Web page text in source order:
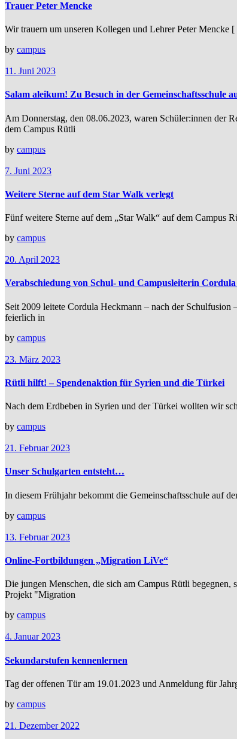
Trauer Peter Mencke
Wir trauern um unseren Kollegen und Lehrer Peter Mencke [
by campus
11. Juni 2023
Salam aleikum! Zu Besuch in der Gemeinschaftsschule
Am Donnerstag, den 08.06.2023, waren Schüler:innen der
dem Campus Rütli
by campus
7. Juni 2023
Weitere Sterne auf dem Star Walk verlegt
Fünf weitere Sterne auf dem „Star Walk“ auf dem Campus
by campus
20. April 2023
Verabschiedung von Schul- und Campusleiterin
Seit 2009 leitete Cordula Heckmann – nach der
feierlich in
by campus
23. März 2023
Rütli hilft! – Spendenaktion für Syrien und die Türkei
Nach dem Erdbeben in Syrien und der Türkei wollten wir
by campus
21. Februar 2023
Unser Schulgarten entsteht…
In diesem Frühjahr bekommt die Gemeinschaftsschule auf
by campus
13. Februar 2023
Online-Fortbildungen „Migration LiVe“
Die jungen Menschen, die sich am Campus Rütli begegnen,
Projekt "Migration
by campus
4. Januar 2023
Sekundarstufen kennenlernen
Tag der offenen Tür am 19.01.2023 und Anmeldung für
by campus
21. Dezember 2022